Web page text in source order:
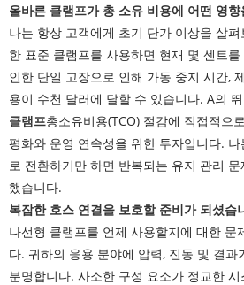
올바른 클램프가 총 소유 비용에 어떤 영
나는 항상 고객에게 초기 단가 이상을 살
한 표준 클램프를 사용하면 현재 몇 센트
인한 단일 고장으로 인해 가동 중지 시간,
용이 수천 달러에 달할 수 있습니다. A의
클램프총소유비용(TCO) 절감에 직접적으
평화와 운영 연속성을 위한 투자입니다.
로 전환하기만 하면 반복되는 유지 관리
했습니다.
복잡한 호스 연결을 보호할 준비가 되셨습
나선형 클램프를 언제 사용할지에 대한 문
다. 귀하의 응용 분야에 압력, 진동 및 결과
분명합니다. 사소한 구성 요소가 정교한